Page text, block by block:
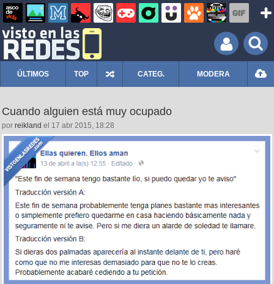
ÚLTIMOS TOP CATEG. MODERA
Cuando alguien está muy ocupado
por reikland el 17 abr 2015, 18:28